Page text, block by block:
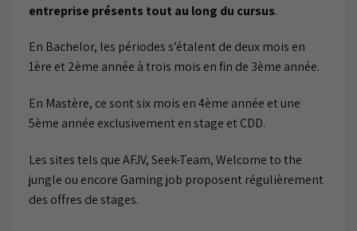
entreprise présents tout au long du cursus.
En Bachelor, les périodes s’étalent de deux mois en
1ère et 2ème année à trois mois en fin de 3ème année.
En Mastère, ce sont six mois en 4ème année et une
5ème année exclusivement en stage et CDD.
Les sites tels que AFJV, Seek-Team, Welcome to the
jungle ou encore Gaming job proposent régulièrement
des offres de stages.